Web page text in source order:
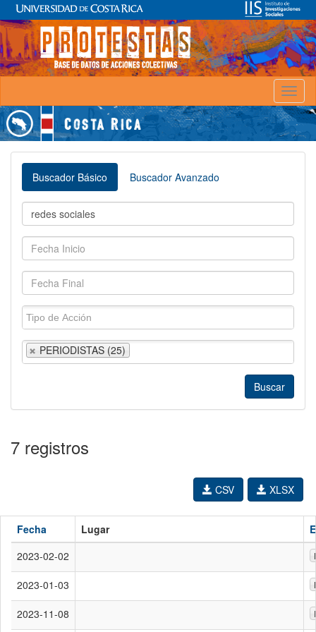
Buscador Básico Buscador Avanzado
PERIODISTAS (25)
7 registros
XLSX
CSV
Fecha Lugar
2023-02-02
2023-01-03
2023-11-08